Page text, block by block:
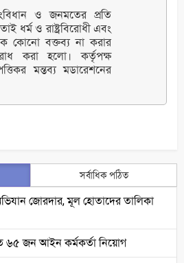
ও জনমতের প্রতি
তাই ধর্ম ও রাষ্ট্রবিরোধী এবং
কোনো বক্তব্য না করার
করা হলো। কর্তৃপক্ষ
মন্তব্য মডারেশনের
সর্বাধিক পঠিত
জোরদার, মূল হোতাদের তালিকা
৬৫ জন আইন কর্মকর্তা নিয়োগ